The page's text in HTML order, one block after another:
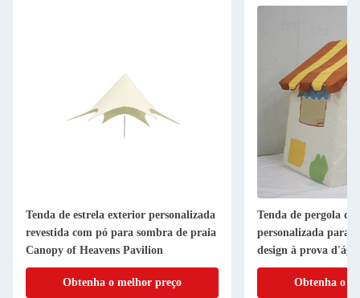
Tenda de estrela exterior personalizada
revestida com pó para sombra de praia
Canopy of Heavens Pavilion
Obtenha o melhor preço
Tenda de pergola de
personalizada para
design à prova
Obtenha o